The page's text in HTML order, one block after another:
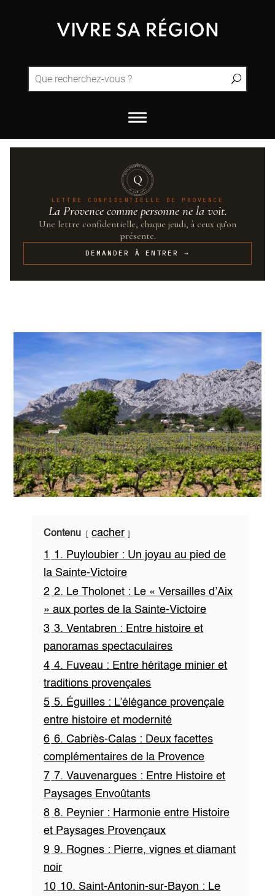
QUINTESSENCE·PROVENCE
UN·SUR·CENT
Q
LETTRE CONFIDENTIELLE DE PROVENCE
La Provence comme personne ne la voit.
Une lettre confidentielle, chaque jeudi, à ceux qu’on
présente.
DEMANDER À ENTRER →
Contenu
cacher
1
1. Puyloubier : Un joyau au pied de
la Sainte-Victoire
2 2. Le Tholonet : Le « Versailles d’Aix
» aux portes de la Sainte-Victoire
3 3. Ventabren : Entre histoire et
panoramas spectaculaires
4 4. Fuveau : Entre héritage minier et
traditions provençales
5 5. Éguilles : L’élégance provençale
entre histoire et modernité
6 6. Cabriès-Calas : Deux facettes
complémentaires de la Provence
7 7. Vauvenargues : Entre Histoire et
Paysages Envoûtants
8 8. Peynier : Harmonie entre Histoire
et Paysages Provençaux
9 9. Rognes : Pierre, vignes et diamant
noir
10 10. Saint-Antonin-sur-Bayon : Le